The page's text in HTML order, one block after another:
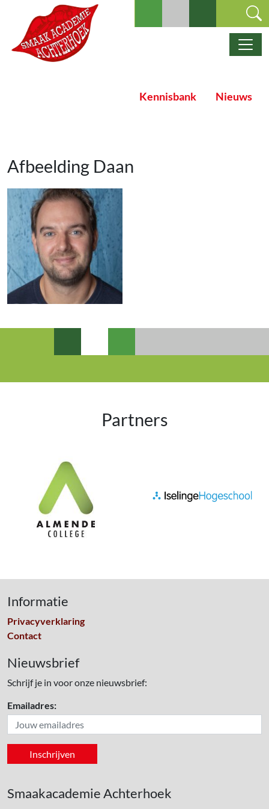
Ga naar de inhoud
Hoofdnavigatie
Kennisbank Nieuws
Afbeelding Daan
Partners
Informatie
Privacyverklaring
Contact
Nieuwsbrief
Schrijf je in voor onze nieuwsbrief:
Emailadres:
Smaakacademie Achterhoek